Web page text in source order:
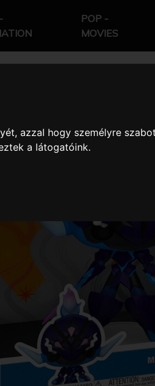
azzal hogy személyre
a látogatóink.
POP -
MOVIES